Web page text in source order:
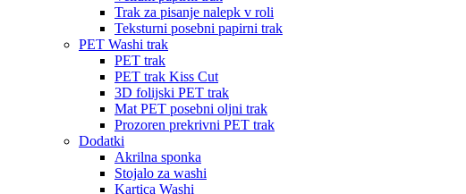
Trak za pisanje nalepk v roli
Teksturni posebni papirni trak
PET Washi trak
PET trak
PET trak Kiss Cut
3D folijski PET trak
Mat PET posebni oljni trak
Prozoren prekrivni PET trak
Dodatki
Akrilna sponka
Stojalo za washi
Kartica Washi